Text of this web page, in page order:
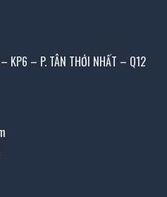
KP6 – P. TÂN THỚI NHẤT – Q12